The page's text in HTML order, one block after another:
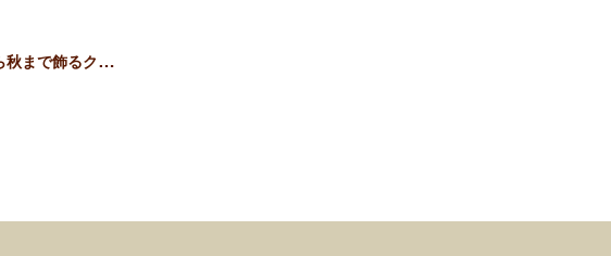
残暑から秋まで飾るクレセン…